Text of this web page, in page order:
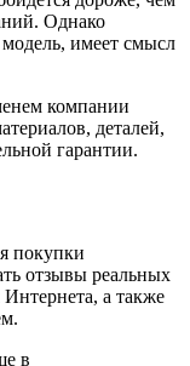
Однако
имеет смысл
компании
деталей,
гарантии.
покупки
отзывы реальных
а также
в